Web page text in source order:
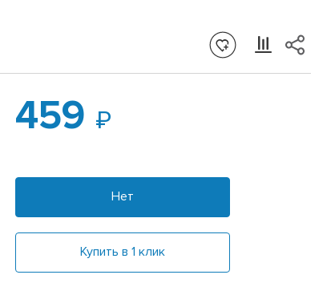
459
Нет
Купить в 1 клик